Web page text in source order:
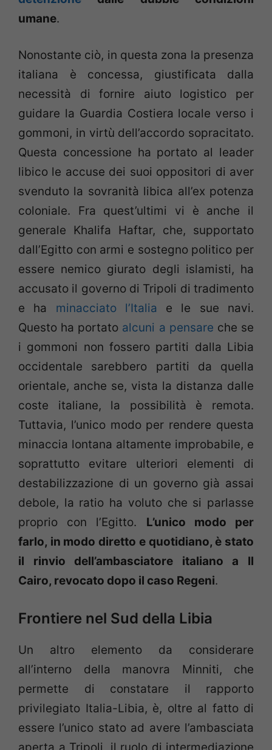
umane.
Nonostante ciò, in questa zona la presenza
italiana è concessa, giustificata dalla
necessità di fornire aiuto logistico per
guidare la Guardia Costiera locale verso i
gommoni, in virtù dell’accordo sopracitato.
Questa concessione ha portato al leader
libico le accuse dei suoi oppositori di aver
svenduto la sovranità libica all’ex potenza
coloniale. Fra quest’ultimi vi è anche il
generale Khalifa Haftar, che, supportato
dall’Egitto con armi e sostegno politico per
essere nemico giurato degli islamisti, ha
accusato il governo di Tripoli di tradimento
e ha minacciato l’Italia e le sue navi.
Questo ha portato alcuni a pensare che se
i gommoni non fossero partiti dalla Libia
occidentale sarebbero partiti da quella
orientale, anche se, vista la distanza dalle
coste italiane, la possibilità è remota.
Tuttavia, l’unico modo per rendere questa
minaccia lontana altamente improbabile, e
soprattutto evitare ulteriori elementi di
destabilizzazione di un governo già assai
debole, la ratio ha voluto che si parlasse
proprio con l’Egitto. L’unico modo per
farlo, in modo diretto e quotidiano, è stato
il rinvio dell’ambasciatore italiano a Il
Cairo, revocato dopo il caso Regeni.
Frontiere nel Sud della Libia
Un altro elemento da considerare
all’interno della manovra Minniti, che
permette di constatare il rapporto
privilegiato Italia-Libia, è, oltre al fatto di
essere l’unico stato ad avere l’ambasciata
aperta a Tripoli, il ruolo di intermediazione